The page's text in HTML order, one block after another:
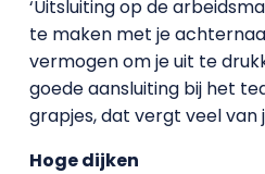
‘Uitsluiting op de
te maken met je
vermogen om je uit te
goede aansluiting bij het
grapjes, dat vergt veel van
Hoge dijken